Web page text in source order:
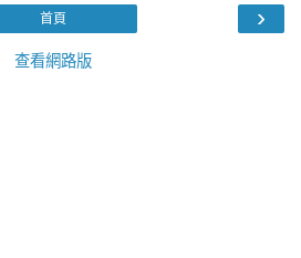
›
首頁
查看網路版